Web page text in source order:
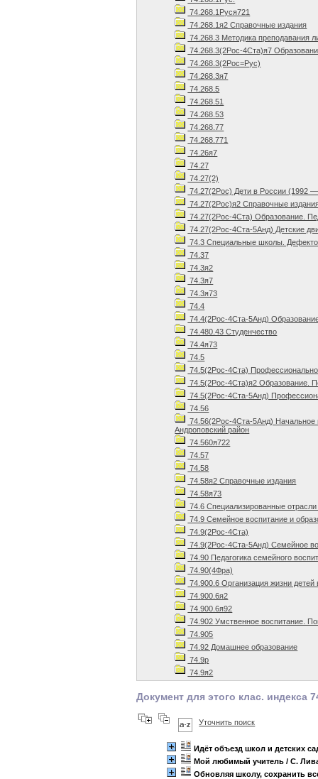
74.268.1Руся721
74.268.1я2 Справочные издания
74.268.3 Методика преподавания
74.268.3(2Рос-4Ста)я7
74.268.3(2Рос=Рус)
74.268.3я7
74.268.5
74.268.51
74.268.53
74.268.77
74.268.771
74.26я7
74.27
74.27(2)
74.27(2Рос) Дети в России (1992
74.27(2Рос)я2 Справочные
74.27(2Рос-4Ста) Образование.
74.27(2Рос-4Ста-5Анд) Детские
74.3 Специальные школы.
74.37
74.3я2
74.3я7
74.3я73
74.4
74.4(2Рос-4Ста-5Анд)
74.480.43 Студенчество
74.4я73
74.5
74.5(2Рос-4Ста)
74.5(2Рос-4Ста)я2 Образование.
74.5(2Рос-4Ста-5Анд)
74.56
74.56(2Рос-4Ста-5Анд) Начальное
Андроповский район
74.560я722
74.57
74.58
74.58я2 Справочные издания
74.58я73
74.6 Специализированные отрасли
74.9 Семейное воспитание и
74.9(2Рос-4Ста)
74.9(2Рос-4Ста-5Анд) Семейное
74.90 Педагогика семейного
74.90(4Фра)
74.900.6 Организация жизни детей
74.900.6я2
74.900.6я92
74.902 Умственное воспитание.
74.905
74.92 Домашнее образование
74.9р
74.9я2
Документ для этого клас. индекса
Уточнить поиск
Идёт объезд школ и детских
Мой любимый учитель / С.
Обновляя школу, сохранить